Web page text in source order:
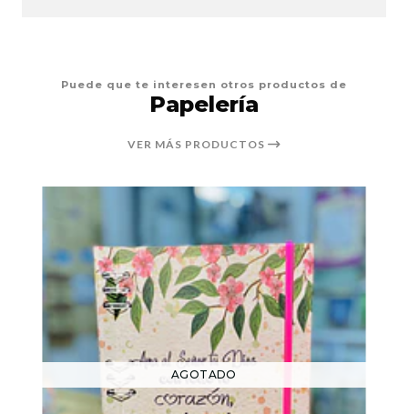
Puede que te interesen otros productos de
Papelería
VER MÁS PRODUCTOS
AGOTADO